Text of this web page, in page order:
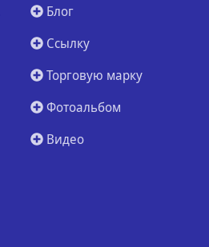
Блог
Ссылку
Торговую марку
Фотоальбом
Видео